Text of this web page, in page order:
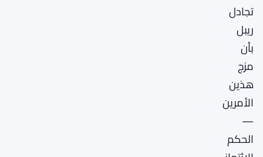
تجادل
ريبل
بأن
مزج
هذين
الأمرين
—
الحكم